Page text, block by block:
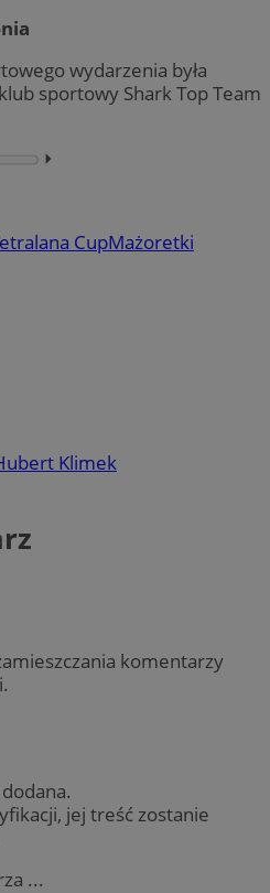
wydarzenia była
sportowy Shark Top Team
⏵︎
CupMażoretki
Klimek
komentarzy
jej treść zostanie
...